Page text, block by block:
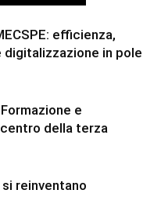
efficienza,
digitalizzazione in pole
e
della terza
reinventano